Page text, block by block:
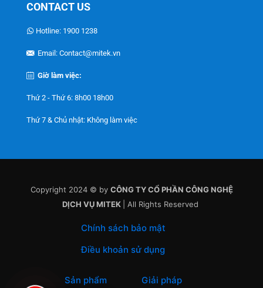
CONTACT US
Hotline: 1900 1238
Email: Contact@mitek.vn
Giờ làm việc:
Thứ 2 - Thứ 6: 8h00 18h00
Thứ 7 & Chủ nhật: Không làm việc
Copyright 2024 © by CÔNG TY CỔ PHẦN CÔNG NGHỆ
DỊCH VỤ MITEK
| All Rights Reserved
Chính sách bảo mật
Điều khoản sử dụng
Sản phẩm Giải pháp